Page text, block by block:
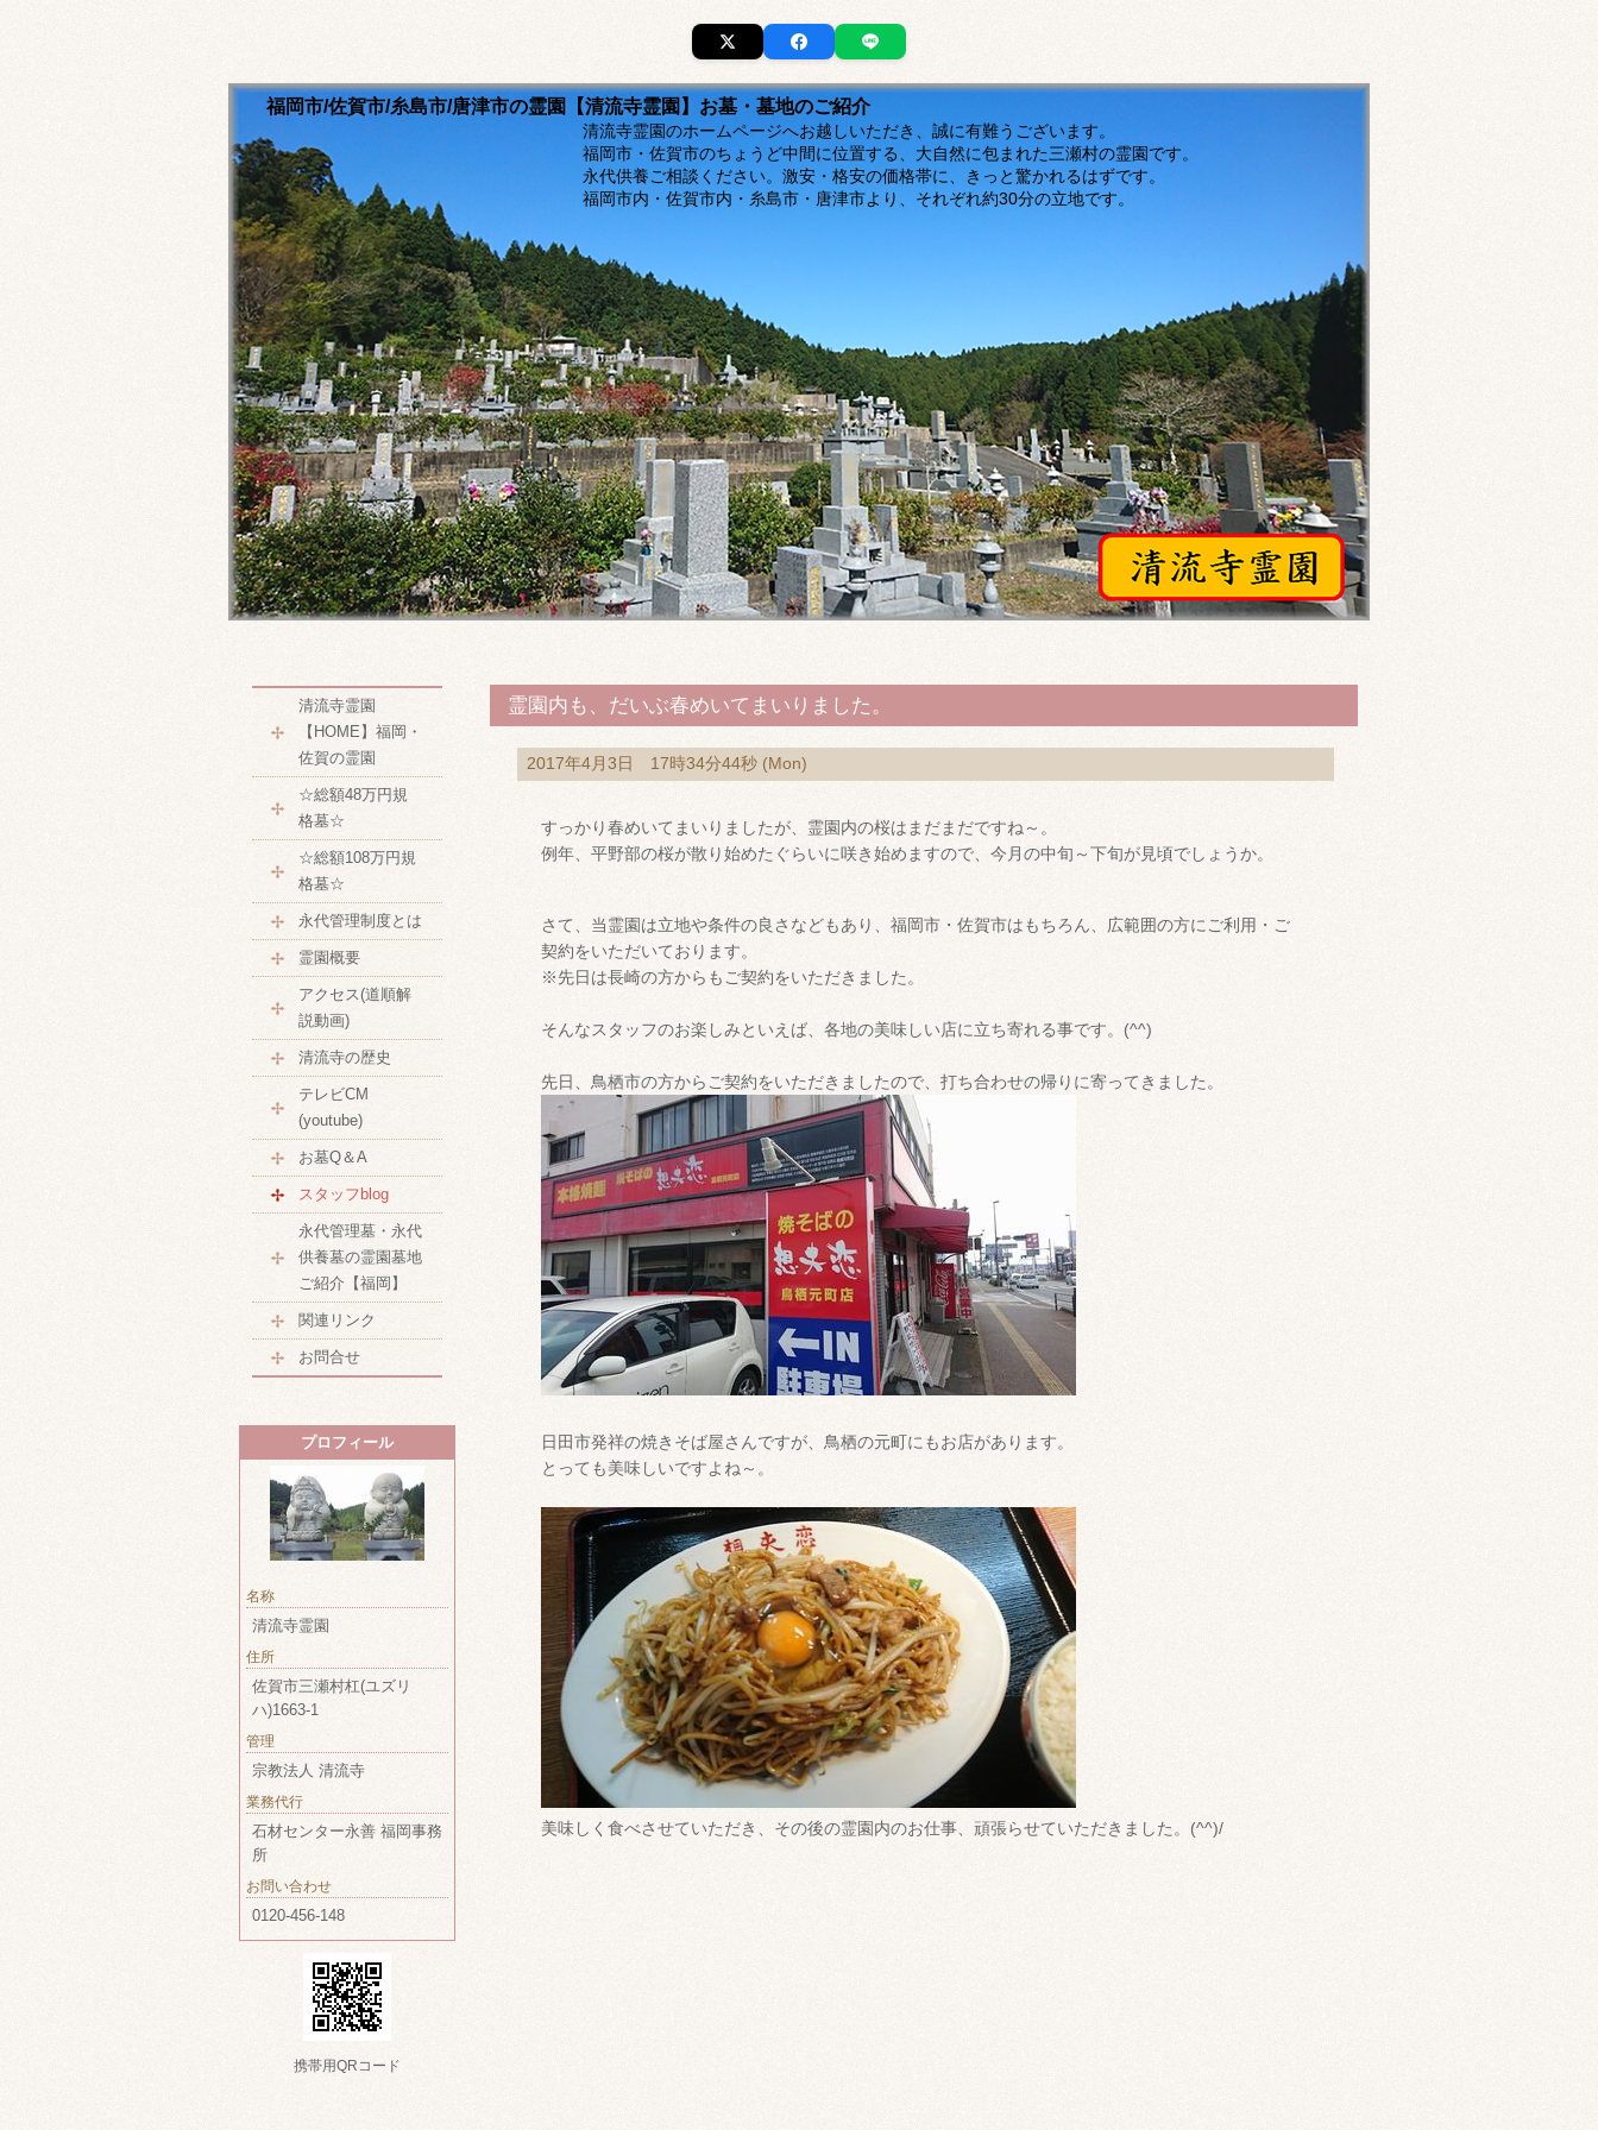
福岡市/佐賀市/糸島市/唐津市の霊園【清流寺霊園】お墓・墓地のご紹介
清流寺霊園のホームページへお越しいただき、誠に有難うございます。
福岡市・佐賀市のちょうど中間に位置する、大自然に包まれた三瀬村の霊園です。
永代供養ご相談ください。激安・格安の価格帯に、きっと驚かれるはずです。
福岡市内・佐賀市内・糸島市・唐津市より、それぞれ約30分の立地です。
霊園内も、だいぶ春めいてまいりました。
2017年4月3日 17時34分44秒 (Mon)
すっかり春めいてまいりましたが、霊園内の桜はまだまだですね～。
例年、平野部の桜が散り始めたぐらいに咲き始めますので、今月の中旬～下旬が見頃でしょうか。
さて、当霊園は立地や条件の良さなどもあり、福岡市・佐賀市はもちろん、広範囲の方にご利用・ご
契約をいただいております。
※先日は長崎の方からもご契約をいただきました。
そんなスタッフのお楽しみといえば、各地の美味しい店に立ち寄れる事です。(^^)
先日、鳥栖市の方からご契約をいただきましたので、打ち合わせの帰りに寄ってきました。
日田市発祥の焼きそば屋さんですが、鳥栖の元町にもお店があります。
とっても美味しいですよね～。
美味しく食べさせていただき、その後の霊園内のお仕事、頑張らせていただきました。(^^)/
清流寺霊園
【HOME】福岡・
佐賀の霊園
☆総額48万円規
格墓☆
☆総額108万円規
格墓☆
永代管理制度とは
霊園概要
アクセス(道順解
説動画)
清流寺の歴史
テレビCM
(youtube)
お墓Q＆A
スタッフblog
永代管理墓・永代
供養墓の霊園墓地
ご紹介【福岡】
関連リンク
お問合せ
プロフィール
名称
清流寺霊園
住所
佐賀市三瀬村杠(ユズリ
ハ)1663-1
管理
宗教法人 清流寺
業務代行
石材センター永善 福岡事務
所
お問い合わせ
0120-456-148
携帯用QRコード